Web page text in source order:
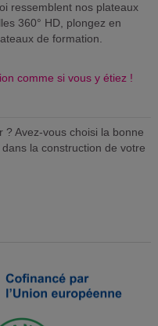
ressemblent nos plateaux
360° HD, plongez en
de formation.
comme si vous y étiez !
Avez-vous choisi la bonne
la construction de votre